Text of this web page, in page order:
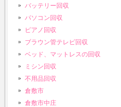
バッテリー回収
パソコン回収
ピアノ回収
ブラウン管テレビ回収
ベッド、マットレスの回収
ミシン回収
不用品回収
倉敷市
倉敷市中庄